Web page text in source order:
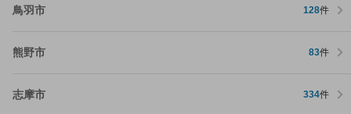
鳥羽市 128件
熊野市 83件
志摩市 334件